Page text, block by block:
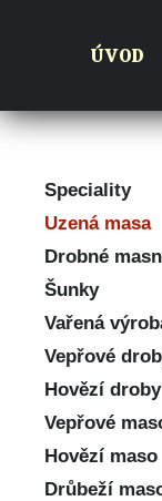
ÚVOD
Speciality
Uzená masa
Drobné
Šunky
Vařená
Vepřové
Hovězí droby
Vepřové
Hovězí maso
Drůbeží